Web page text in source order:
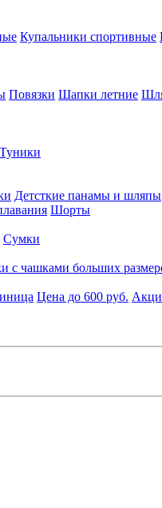
Купальники спортивные
Повязки Шапки летние
Туники
Детсткие панамы и шляпы
Шорты
Сумки
с чашками больших
Цена до 600 руб.